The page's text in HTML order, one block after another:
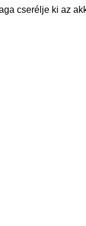
cserélje ki az